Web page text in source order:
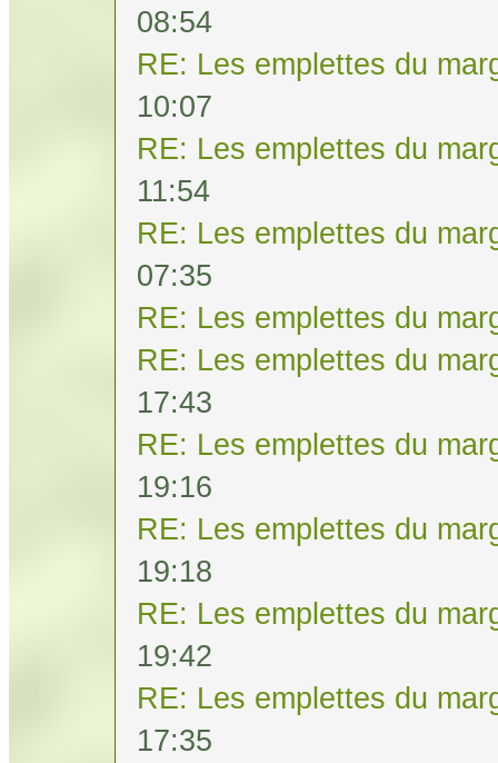
08:54
RE: Les emplettes du
10:07
RE: Les emplettes du
11:54
RE: Les emplettes du
07:35
RE: Les emplettes du
RE: Les emplettes du
17:43
RE: Les emplettes du
19:16
RE: Les emplettes du
19:18
RE: Les emplettes du
19:42
RE: Les emplettes du
17:35